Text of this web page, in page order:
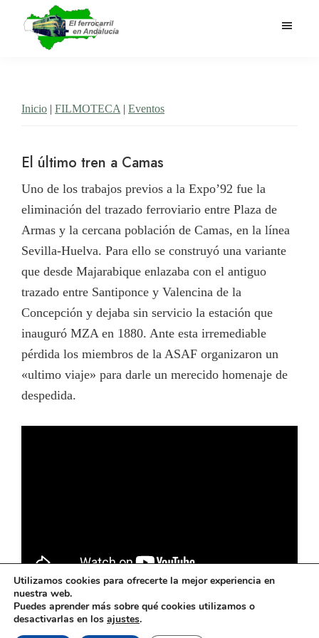
contenido
Andalucía
ferrocarril
Inicio | FILMOTECA | Eventos
El último tren a Camas
Uno de los trabajos previos a la Expo’92 fue la
eliminación del trazado ferroviario entre Plaza de
Armas y la cercana población de Camas, en la línea
Sevilla-Huelva. Para ello se construyó una variante
que desde Majarabique enlazaba con el antiguo
trazado entre Santiponce y Valencina de la
Concepción y dejaba sin servicio la estación que
inauguró MZA en 1880. Ante esta irremediable
pérdida los miembros de la ASAF organizaron un
«ultimo viaje» para darle un merecido homenaje de
despedida.
Utilizamos cookies para ofrecerte la mejor experiencia en
nuestra web.
Puedes aprender más sobre qué cookies utilizamos o
desactivarlas en los ajustes.